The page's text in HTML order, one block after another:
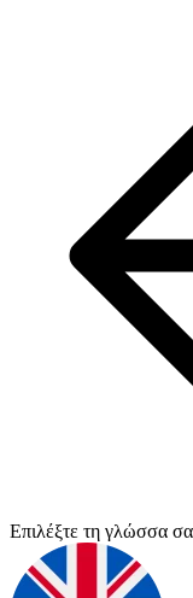
Επιλέξτε τη γλώσσα